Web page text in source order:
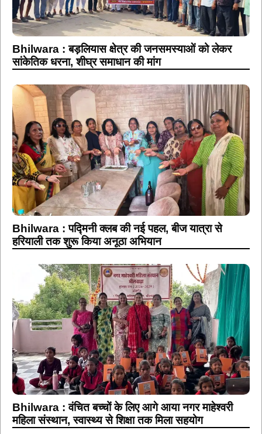
Bhilwara : बड़लियास क्षेत्र की जनसमस्याओं को लेकर
सांकेतिक धरना, शीघ्र समाधान की मांग
Bhilwara : पद्मिनी क्लब की नई पहल, बीज यात्रा से
हरियाली तक शुरू किया अनूठा अभियान
Bhilwara : वंचित बच्चों के लिए आगे आया नगर माहेश्वरी
महिला संस्थान, स्वास्थ्य से शिक्षा तक मिला सहयोग